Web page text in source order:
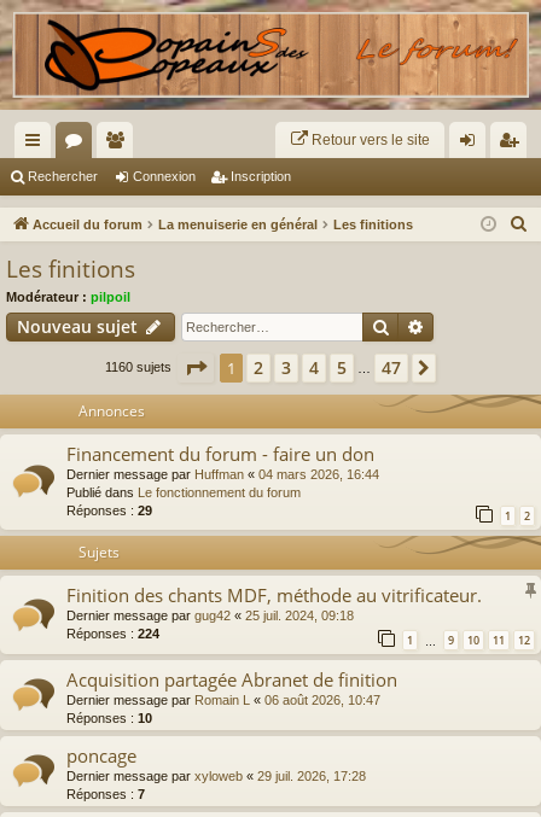
ac
co
s
or
u m
Retour vers le site
ne cri
Rechercher Connexion Inscription
Accueil du forum La menuiserie en général Les finitions
e
Les finitions
Modérateur : pilpoil
Nouveau sujet Rechercher
Recherche
1160 sujets Page 1sur 47
1 2 3 4 5 47
Annonces
Financement du forum - faire un don
Dernier message par Huffman « 04 mars 2026, 16:44
Publié dans Le fonctionnement du forum
Réponses : 29 1 2
Sujets
Finition des chants MDF, méthode au vitrificateur.
Dernier message par gug42 « 25 juil. 2024, 09:18
Réponses : 224 1 9 10 11 12
Acquisition partagée Abranet de finition
Dernier message par Romain L « 06 août 2026, 10:47
Réponses : 10
poncage
Dernier message par xyloweb « 29 juil. 2026, 17:28
Réponses : 7